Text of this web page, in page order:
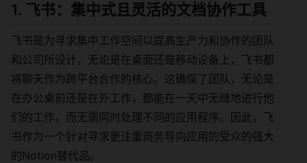
1. 飞书：集中式且灵活的文档协作工具
飞书是为寻求集中工作空间以提高生产力和协作的团队
和公司所设计，无论是在桌面还是移动设备上，飞书都
将聊天作为跨平台合作的核心。这确保了团队，无论是
在办公桌前还是在外工作，都能在一天中无缝地进行他
们的工作，而无需同时处理不同的应用程序。因此，飞
书作为一个针对寻求更注重商务导向应用的受众的强大
的Notion替代品。